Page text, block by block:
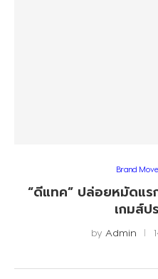
Brand
“ดีแทค” ปล่อยหมัดแร
เกมส์ป
by Admin